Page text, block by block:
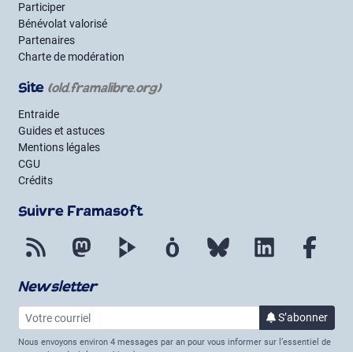
Participer
Bénévolat valorisé
Partenaires
Charte de modération
Site (old.framalibre.org)
Entraide
Guides et astuces
Mentions légales
CGU
Crédits
Suivre Framasoft
Flux RSS Mastodon PeerTube Mobilizon Bluesky LinkedIn
Newsletter
Votre courriel
S’abonner
à la lettre
Nous envoyons environ 4 messages par an pour vous informer sur l’essentiel de